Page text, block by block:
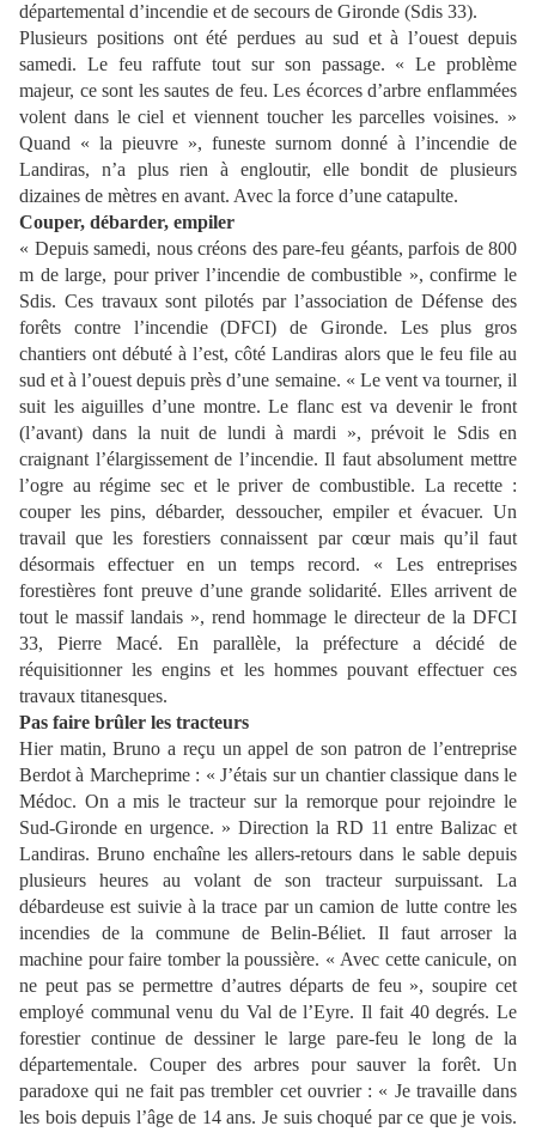
départemental d’incendie et de secours de Gironde (Sdis 33).
Plusieurs positions ont été perdues au sud et à l’ouest depuis
samedi. Le feu raffute tout sur son passage. « Le problème
majeur, ce sont les sautes de feu. Les écorces d’arbre enflammées
volent dans le ciel et viennent toucher les parcelles voisines. »
Quand « la pieuvre », funeste surnom donné à l’incendie de
Landiras, n’a plus rien à engloutir, elle bondit de plusieurs
dizaines de mètres en avant. Avec la force d’une catapulte.
Couper, débarder, empiler
« Depuis samedi, nous créons des pare-feu géants, parfois de 800
m de large, pour priver l’incendie de combustible », confirme le
Sdis. Ces travaux sont pilotés par l’association de Défense des
forêts contre l’incendie (DFCI) de Gironde. Les plus gros
chantiers ont débuté à l’est, côté Landiras alors que le feu file au
sud et à l’ouest depuis près d’une semaine. « Le vent va tourner, il
suit les aiguilles d’une montre. Le flanc est va devenir le front
(l’avant) dans la nuit de lundi à mardi », prévoit le Sdis en
craignant l’élargissement de l’incendie. Il faut absolument mettre
l’ogre au régime sec et le priver de combustible. La recette :
couper les pins, débarder, dessoucher, empiler et évacuer. Un
travail que les forestiers connaissent par cœur mais qu’il faut
désormais effectuer en un temps record. « Les entreprises
forestières font preuve d’une grande solidarité. Elles arrivent de
tout le massif landais », rend hommage le directeur de la DFCI
33, Pierre Macé. En parallèle, la préfecture a décidé de
réquisitionner les engins et les hommes pouvant effectuer ces
travaux titanesques.
Pas faire brûler les tracteurs
Hier matin, Bruno a reçu un appel de son patron de l’entreprise
Berdot à Marcheprime : « J’étais sur un chantier classique dans le
Médoc. On a mis le tracteur sur la remorque pour rejoindre le
Sud-Gironde en urgence. » Direction la RD 11 entre Balizac et
Landiras. Bruno enchaîne les allers-retours dans le sable depuis
plusieurs heures au volant de son tracteur surpuissant. La
débardeuse est suivie à la trace par un camion de lutte contre les
incendies de la commune de Belin-Béliet. Il faut arroser la
machine pour faire tomber la poussière. « Avec cette canicule, on
ne peut pas se permettre d’autres départs de feu », soupire cet
employé communal venu du Val de l’Eyre. Il fait 40 degrés. Le
forestier continue de dessiner le large pare-feu le long de la
départementale. Couper des arbres pour sauver la forêt. Un
paradoxe qui ne fait pas trembler cet ouvrier : « Je travaille dans
les bois depuis l’âge de 14 ans. Je suis choqué par ce que je vois.